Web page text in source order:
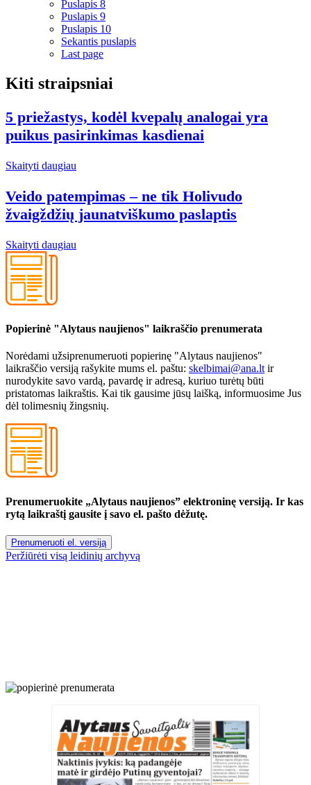
Puslapis 8
Puslapis 9
Puslapis 10
Sekantis puslapis
Last page
Kiti straipsniai
5 priežastys, kodėl kvepalų analogai yra
puikus pasirinkimas kasdienai
Skaityti daugiau
Veido patempimas – ne tik Holivudo
žvaigždžių jaunatviškumo paslaptis
Skaityti daugiau
Popierinė "Alytaus naujienos" laikraščio prenumerata
Norėdami užsiprenumeruoti popierinę "Alytaus naujienos"
laikraščio versiją rašykite mums el. paštu: skelbimai@ana.ltir
nurodykite savo vardą, pavardę ir adresą, kuriuo turėtų būti
pristatomas laikraštis. Kai tik gausime jūsų laišką, informuosime Jus
dėl tolimesnių žingsnių.
Prenumeruokite „Alytaus naujienos” elektroninę versiją. Ir kas
rytą laikraštį gausite į savo el. pašto dėžutę.
Prenumeruoti el. versiją
Peržiūrėti visą leidinių archyvą